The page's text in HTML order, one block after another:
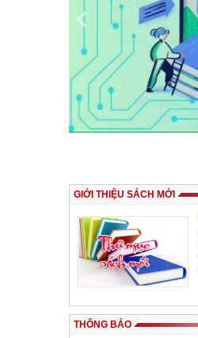
GIỚI THIỆU SÁCH MỚI
THÔNG BÁO